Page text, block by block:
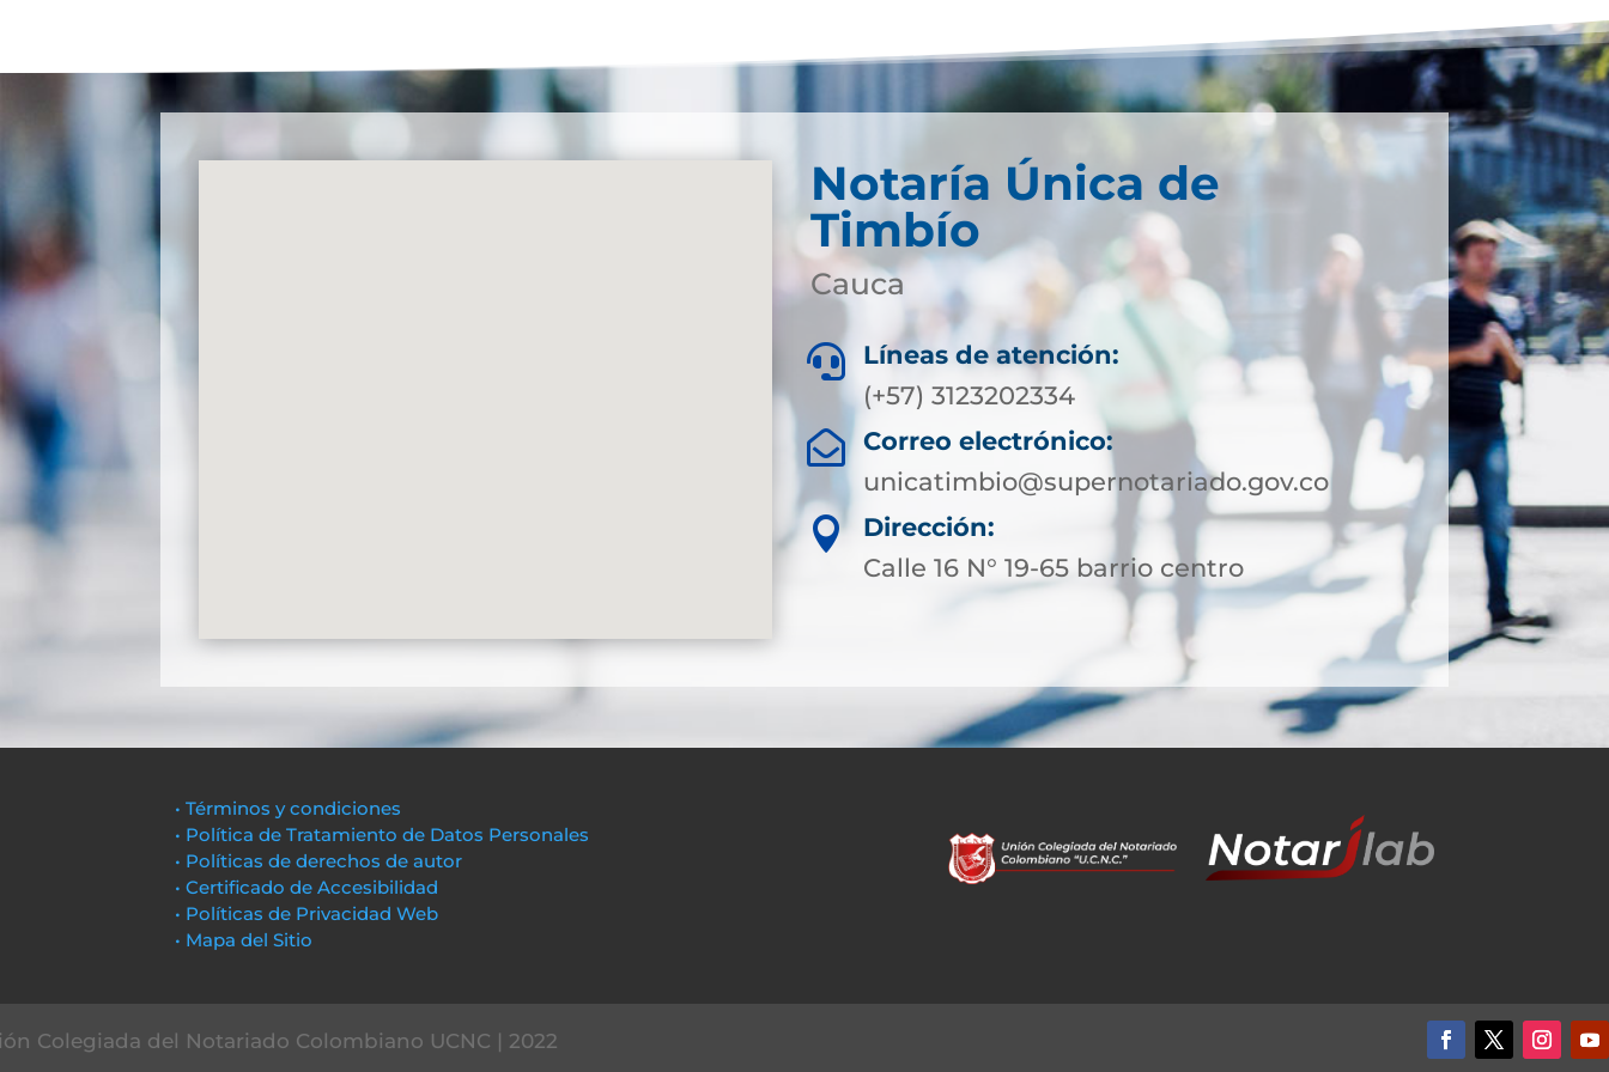
Notaría Única de
Timbío
Cauca

Líneas de atención:
(+57) 3123202334

Correo electrónico:
unicatimbio@supernotariado.gov.co

Dirección:
Calle 16 N° 19-65 barrio centro
• Términos y condiciones
• Política de Tratamiento de Datos Personales
• Políticas de derechos de autor
• Certificado de Accesibilidad
• Políticas de Privacidad Web
• Mapa del Sitio
Colegiada del Notariado Colombiano UCNC | 2022